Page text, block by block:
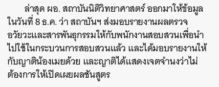
ล่าสุด ผอ. สถาบันนิติวิทยาศาสตร์ ออกมาให้ข้อมูล
ในวันที่ 8 ธ.ค. ว่า สถาบันฯ ส่งมอบรายงานผลตรวจ
อวัยวะและสารพันธุกรรมให้กับพนักงานสอบสวนเพื่อนำ
ไปใช้ในกระบวนการสอบสวนแล้ว และได้มอบรายงานให้
กับญาติน้องเมยด้วย และญาติได้แสดงเจตจำนงว่าไม่
ต้องการให้เปิดเผยผลชันสูตร